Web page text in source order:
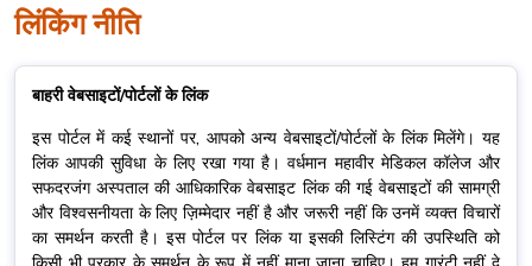
लिंकिंग नीति
बाहरी वेबसाइटों/पोर्टलों के लिंक
इस पोर्टल में कई स्थानों पर, आपको अन्य वेबसाइटों/पोर्टलों के लिंक मिलेंगे। यह
लिंक आपकी सुविधा के लिए रखा गया है। वर्धमान महावीर मेडिकल कॉलेज और
सफदरजंग अस्पताल की आधिकारिक वेबसाइट लिंक की गई वेबसाइटों की सामग्री
और विश्वसनीयता के लिए ज़िम्मेदार नहीं है और जरूरी नहीं कि उनमें व्यक्त विचारों
का समर्थन करती है। इस पोर्टल पर लिंक या इसकी लिस्टिंग की उपस्थिति को